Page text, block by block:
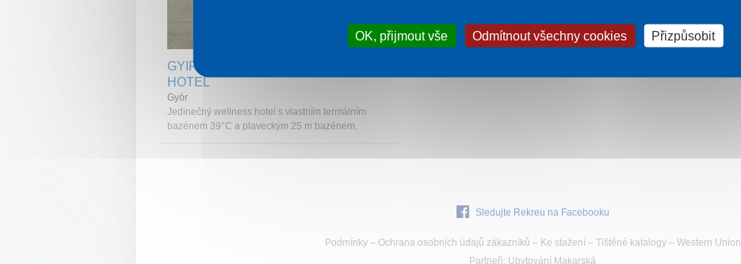
GYIRMÓT SPORT & WELLNESS
HOTEL
Györ
Jedinečný wellness hotel s vlastním termálním
bazénem 39°C a plaveckým 25 m bazénem.
1 290 Kč
Sledujte Rekreu na Facebooku
Podmínky– Ochrana osobních údajů zákazníků – Ke stažení – Tištěné katalogy– Western Union
Partneři: Ubytování Makarská
OK, přijmout vše Odmítnout všechny cookies Přizpůsobit